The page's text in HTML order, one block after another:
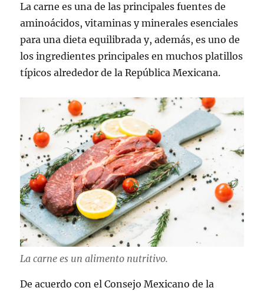
La carne es una de las principales fuentes de
aminoácidos, vitaminas y minerales esenciales
para una dieta equilibrada y, además, es uno de
los ingredientes principales en muchos platillos
típicos alrededor de la República Mexicana.
La carne es un alimento nutritivo.
De acuerdo con el Consejo Mexicano de la